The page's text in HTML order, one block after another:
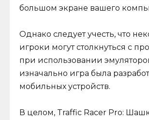
большом экране вашего
Однако следует учесть, что
игроки могут столкнуться с
при использовании
изначально игра была
мобильных устройств.
В целом, Traffic Racer Pro: